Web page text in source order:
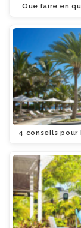
Que faire en
4 conseils pour